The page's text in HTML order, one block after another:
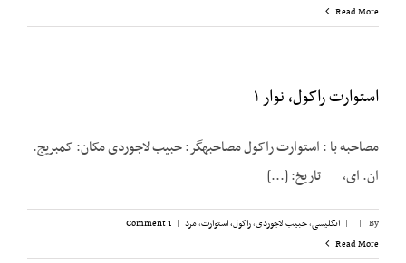
Read More
استوارت راکول، نوار ۱
مصاحبه‌ با : استوارت راکول مصاحبه­گر: حبیب لاجوردی مکان: کمبریج.
ان. ای، تاریخ: [...]
By
|
| انگلیسی,حبیب لاجوردی,راکول، استوارت,مرد |
1 Comment
Read More